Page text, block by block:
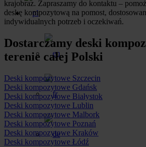
krajobraz. Zapraszamy do kontaktu –
deskę kompozytową na pomost,
indywidualnych potrzeb i oczekiwań.
Dostarczamy deski
terenie całej Polski
Deski kompozytowe Szczecin
Deski kompozytowe Gdańsk
Deski kompozytowe Białystok
Deski kompozytowe Lublin
Deski kompozytowe Malbork
Deski kompozytowe Poznań
Deski kompozytowe Kraków
Deski kompozytowe Łódź